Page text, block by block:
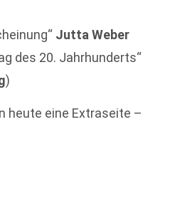
Jutta Weber
des 20. Jahrhunderts“
)
heute eine Extraseite –